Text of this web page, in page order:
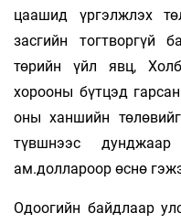
цаашид үргэлжлэх
засгийн тогтворгүй
төрийн үйл явц,
хорооны бүтцэд
оны ханшийн
түвшнээс
ам.доллароор өснө
Одоогийн байдлаар